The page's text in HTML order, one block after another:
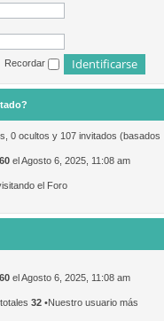
Recordar
0 ocultos y 107 invitados (basados
el Agosto 6, 2025, 11:08 am
el Foro
el Agosto 6, 2025, 11:08 am
32 •Nuestro usuario más